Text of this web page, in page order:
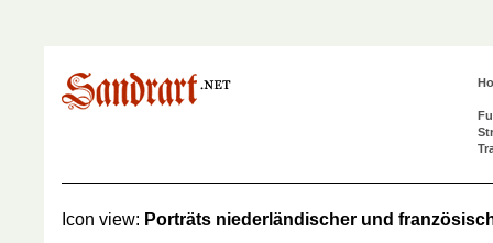
Icon view: Porträts niederländischer und